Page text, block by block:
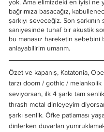
yok. Ama elimizdeki en iyisi ne
bağrımıza basacağız,
şarkıyı seveceğiz. Son şarkının
saniyesinde tuhaf bir akustik
bu manasız hareketin sebebini
anlayabilirim umarım.
Özet ve kapanış, Katatonia,
tarzı doom / gothic / melankolik
seviyorsan, ilk 4 şarkı tam
thrash metal dinleyeyim
şarkı senlik. Öfke patlaması
dinlerken duvarları